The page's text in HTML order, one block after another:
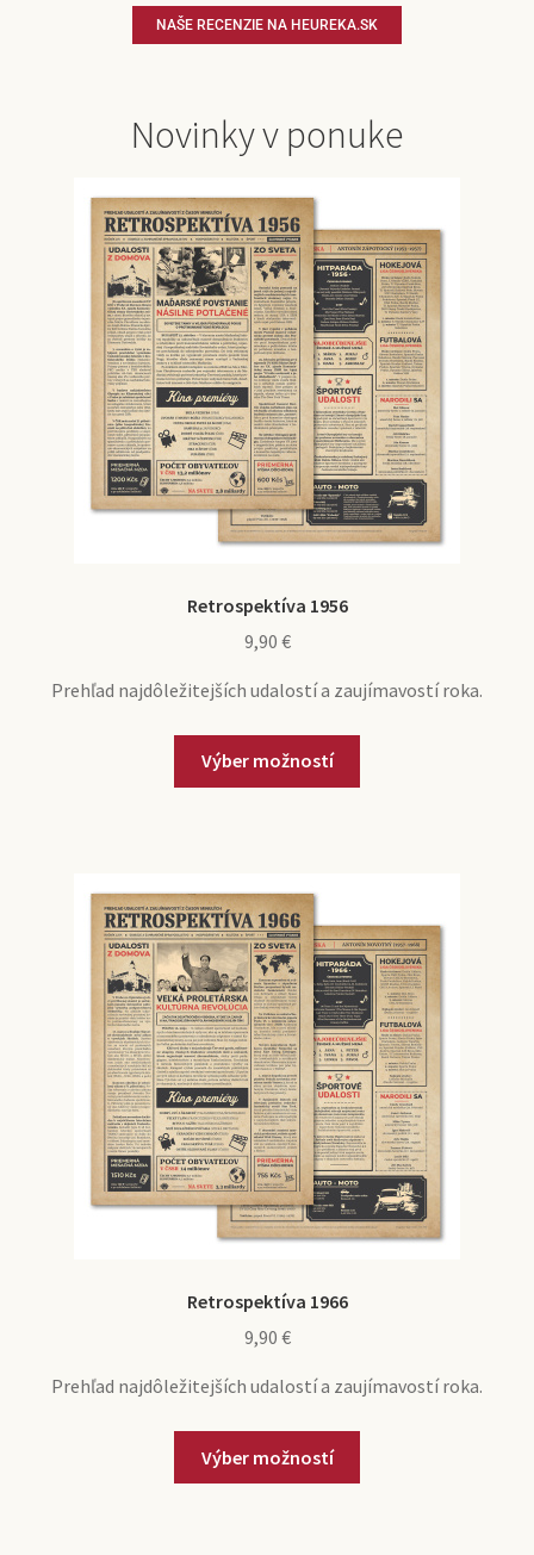
NAŠE RECENZIE NA HEUREKA.SK
Novinky v ponuke
Retrospektíva 1956
9,90 €
Prehľad najdôležitejších udalostí a zaujímavostí roka.
Výber možností
Retrospektíva 1966
9,90 €
Prehľad najdôležitejších udalostí a zaujímavostí roka.
Výber možností